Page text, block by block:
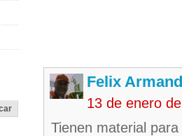
Felix
13 de enero
Tienen material